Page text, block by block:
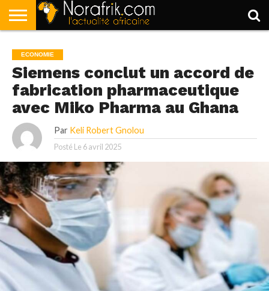
POLITIQUE
SOCIÉTÉ
ECONOMIE
SPORT
LIFESTYLE
ECONOMIE
Siemens conclut un accord de
fabrication pharmaceutique
avec Miko Pharma au Ghana
Par Keli Robert Gnolou
Posté Le 6 avril 2025